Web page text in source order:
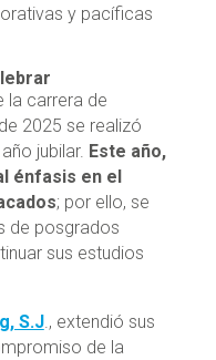
y pacíficas
la carrera de
2025 se realizó
jubilar. Este año,
énfasis en el
; por ello, se
de posgrados
sus estudios
S.J., extendió sus
de la